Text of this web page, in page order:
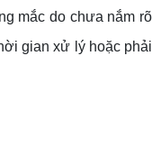
mắc do chưa nắm rõ
gian xử lý hoặc phải